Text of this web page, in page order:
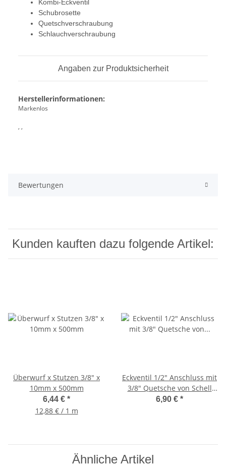
Kombi-Eckventil
Schubrosette
Quetschverschraubung
Schlauchverschraubung
Angaben zur Produktsicherheit
Herstellerinformationen:
Markenlos
, ,
Bewertungen
Kunden kauften dazu folgende Artikel:
Überwurf x Stutzen 3/8" x
10mm x 500mm
6,44 € *
12,88 € / 1 m
Eckventil 1/2" Anschluss mit
3/8" Quetsche von Schell
inkl. Rosette, selbstdichtend
6,90 € *
Ähnliche Artikel